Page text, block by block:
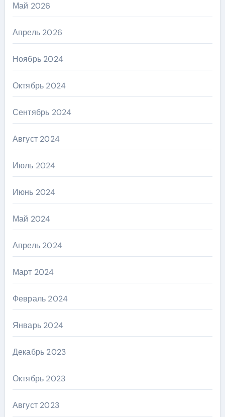
Май 2026
Апрель 2026
Ноябрь 2024
Октябрь 2024
Сентябрь 2024
Август 2024
Июль 2024
Июнь 2024
Май 2024
Апрель 2024
Март 2024
Февраль 2024
Январь 2024
Декабрь 2023
Октябрь 2023
Август 2023